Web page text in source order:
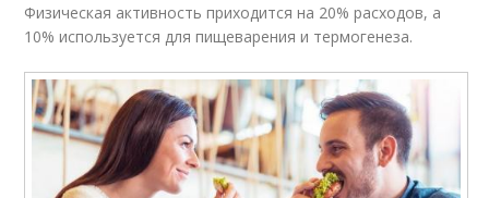
Физическая активность приходится на 20% расходов, а
10% используется для пищеварения и термогенеза.